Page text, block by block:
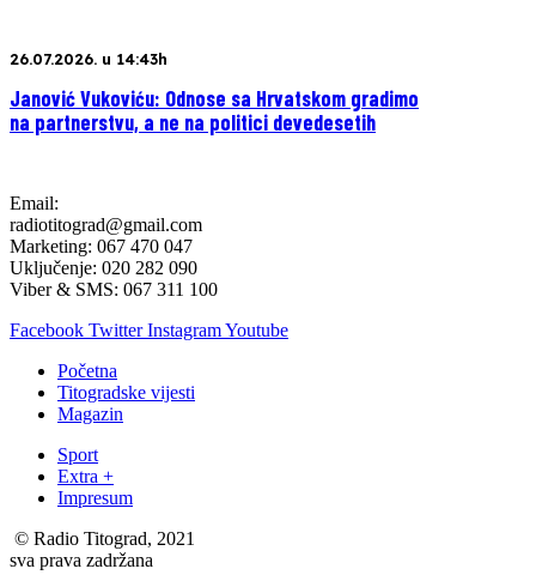
26.07.2026. u 14:43h
Janović Vukoviću: Odnose sa Hrvatskom gradimo
na partnerstvu, a ne na politici devedesetih
Email:
radiotitograd@gmail.com
Marketing: 067 470 047
Uključenje: 020 282 090
Viber & SMS: 067 311 100
Facebook Twitter InstagramYoutube
Početna
Titogradske vijesti
Magazin
Sport
Extra +
Impresum
© Radio Titograd, 2021
sva prava zadržana